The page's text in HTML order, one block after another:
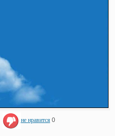
не нравится 0